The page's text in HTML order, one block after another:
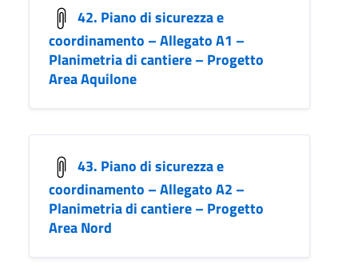
42. Piano di sicurezza e
coordinamento – Allegato A1 –
Planimetria di cantiere – Progetto
Area Aquilone
43. Piano di sicurezza e
coordinamento – Allegato A2 –
Planimetria di cantiere – Progetto
Area Nord